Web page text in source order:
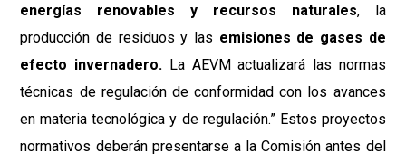
energías renovables y recursos naturales, la
producción de residuos y las emisiones de gases de
efecto invernadero. La AEVM actualizará las normas
técnicas de regulación de conformidad con los avances
en materia tecnológica y de regulación.” Estos proyectos
normativos deberán presentarse a la Comisión antes del